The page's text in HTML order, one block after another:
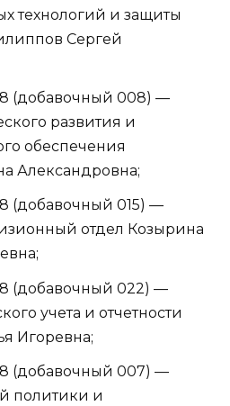
технологий и защиты
Сергей
(добавочный 008) —
развития и
обеспечения
Александровна;
(добавочный 015) —
отдел Козырина
(добавочный 022) —
учета и отчетности
Игоревна;
(добавочный 007) —
политики и